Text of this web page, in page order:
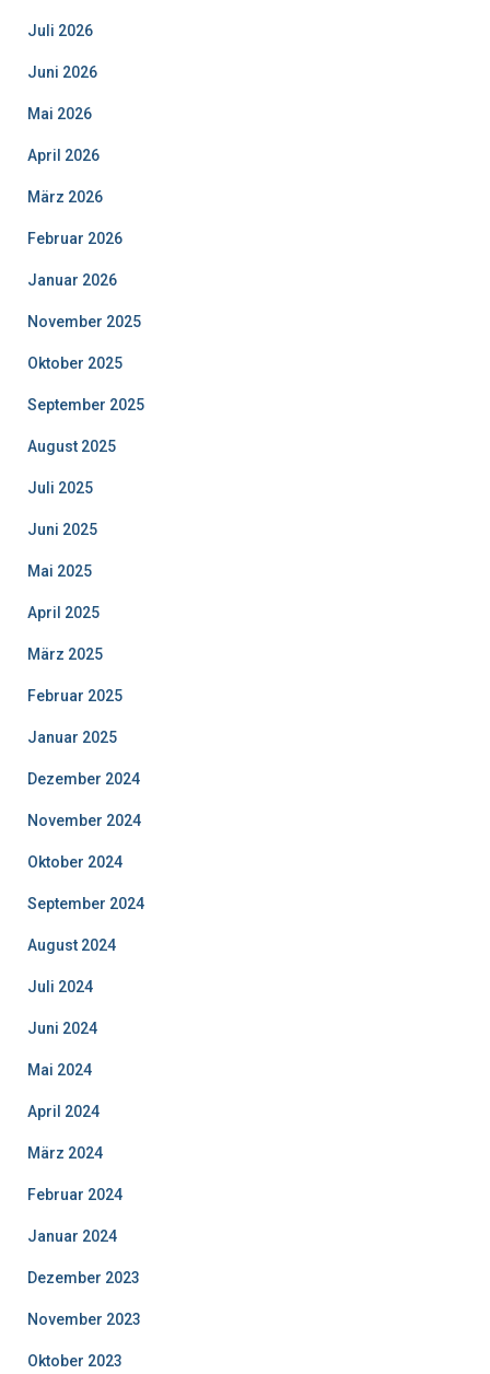
Juli 2026
Juni 2026
Mai 2026
April 2026
März 2026
Februar 2026
Januar 2026
November 2025
Oktober 2025
September 2025
August 2025
Juli 2025
Juni 2025
Mai 2025
April 2025
März 2025
Februar 2025
Januar 2025
Dezember 2024
November 2024
Oktober 2024
September 2024
August 2024
Juli 2024
Juni 2024
Mai 2024
April 2024
März 2024
Februar 2024
Januar 2024
Dezember 2023
November 2023
Oktober 2023